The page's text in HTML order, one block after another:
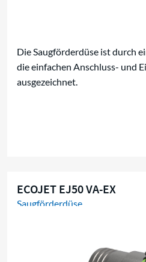
Die Saugförderdüse ist durch
die einfachen Anschluss- und
ausgezeichnet.
ECOJET EJ50 VA-EX
Saugförderdüse